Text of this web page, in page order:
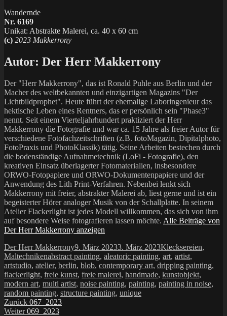
Wandernde
Nr. 6169
Unikat: Abstrakte Malerei, ca. 40 x 60 cm
(c) 2023 Makkerrony
Autor: Der Herr Makkerrony
Der "Herr Makkerrony", das ist Ronald Puhle aus Berlin und der
Macher des weltbekannten und einzigartigen Magazins "Der
Lichtbildprophet". Heute führt der ehemalige Laboringenieur das
hektische Leben eines Rentners, das er persönlich sein "Phase3"
nennt. Seit einem Vierteljahrhundert praktiziert der Herr
Makkerrony die Fotografie und war ca. 15 Jahre als freier Autor für
verschiedene Fotofachzeitschriften (z.B. fotoMagazin, Dipitalphoto,
FotoPraxis und PhotoKlassik) tätig. Seine Arbeiten bestechen durch
die bodenständige Aufnahmetechnik (LoFi - Fotografie), den
kreativen Einsatz überlagerter Fotomaterialien, insbesondere
ORWO-Fotopapiere und ORWO-Dokumentenpapiere und der
Anwendung des Lith Print-Verfahren. Nebenbei lenkt sich
Makkerrony mit freier, abstrakter Malerei ab, liest gerne und ist ein
begeisterter Hörer analoger Musik von der Schallplatte. In seinem
Atelier Flackerlight ist jedes Modell willkommen, das sich von ihm
auf besondere Weise fotografieren lassen möchte. Alle Beiträge von
Der Herr Makkerrony anzeigen
Autor
Der Herr MakkerronyVeröffentlicht
am
9. März 20233. März 2023Kategorien
Klecksereien,
MaltechnikenSchlagwörter
abstract painting, aleatoric painting, art, artist,
artstudio, atelier, berlin, blob, contemporary art, dripping painting,
flackerlight, freie kunst, freie malerei, handmade, kunstobjekt,
modern art, multi artist, noise painting, painting, painting in noise,
random painting, structure painting, unique
Beitragsnavigation
Zurück Vorheriger
Beitrag:
067_2023
Weiter Nächster
069_2023